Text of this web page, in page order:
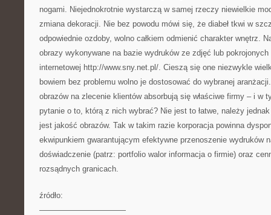
nogami. Niejednokrotnie wystarczą w samej rzeczy niewielkie
zmiana dekoracji. Nie bez powodu mówi się, że diabeł tkwi w
odpowiednie ozdoby, wolno całkiem odmienić charakter wnętrz.
obrazy wykonywane na bazie wydruków ze zdjęć lub pokrojonych
internetowej http://www.sny.net.pl/. Cieszą się one niezwykle
bowiem bez problemu wolno je dostosować do wybranej
obrazów na zlecenie klientów absorbują się właściwe firmy – i w
pytanie o to, którą z nich wybrać? Nie jest to łatwe, należy
jest jakość obrazów. Tak w takim razie korporacja powinna
ekwipunkiem gwarantującym efektywne przenoszenie wydruków
doświadczenie (patrz: portfolio walor informacja o firmie) oraz
rozsądnych granicach.
źródło:
———————————